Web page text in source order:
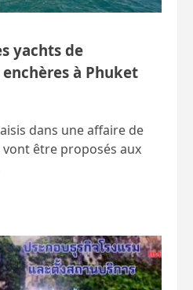
yachts de
à Phuket
dans une affaire de
être proposés aux